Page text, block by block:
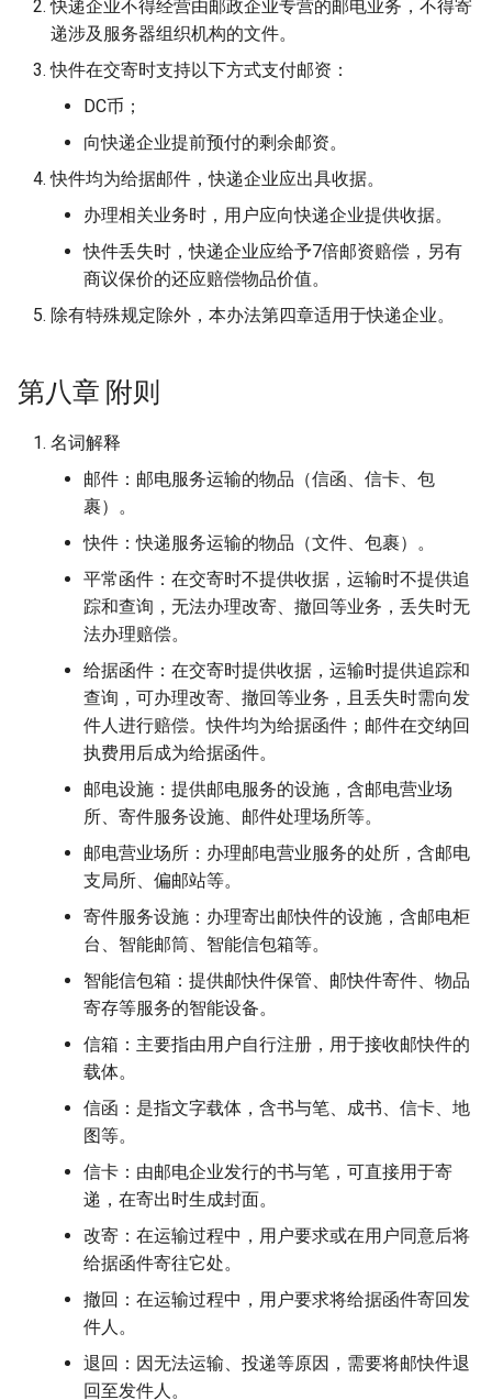
快递企业不得经营由邮政企业专营的邮电业务，不得寄
递涉及服务器组织机构的文件。
快件在交寄时支持以下方式支付邮资：
DC币；
向快递企业提前预付的剩余邮资。
快件均为给据邮件，快递企业应出具收据。
办理相关业务时，用户应向快递企业提供收据。
快件丢失时，快递企业应给予7倍邮资赔偿，另有
商议保价的还应赔偿物品价值。
除有特殊规定除外，本办法第四章适用于快递企业。
第八章 附则
名词解释
邮件：邮电服务运输的物品（信函、信卡、包
裹）。
快件：快递服务运输的物品（文件、包裹）。
平常函件：在交寄时不提供收据，运输时不提供追
踪和查询，无法办理改寄、撤回等业务，丢失时无
法办理赔偿。
给据函件：在交寄时提供收据，运输时提供追踪和
查询，可办理改寄、撤回等业务，且丢失时需向发
件人进行赔偿。快件均为给据函件；邮件在交纳回
执费用后成为给据函件。
邮电设施：提供邮电服务的设施，含邮电营业场
所、寄件服务设施、邮件处理场所等。
邮电营业场所：办理邮电营业服务的处所，含邮电
支局所、偏邮站等。
寄件服务设施：办理寄出邮快件的设施，含邮电柜
台、智能邮筒、智能信包箱等。
智能信包箱：提供邮快件保管、邮快件寄件、物品
寄存等服务的智能设备。
信箱：主要指由用户自行注册，用于接收邮快件的
载体。
信函：是指文字载体，含书与笔、成书、信卡、地
图等。
信卡：由邮电企业发行的书与笔，可直接用于寄
递，在寄出时生成封面。
改寄：在运输过程中，用户要求或在用户同意后将
给据函件寄往它处。
撤回：在运输过程中，用户要求将给据函件寄回发
件人。
退回：因无法运输、投递等原因，需要将邮快件退
回至发件人。